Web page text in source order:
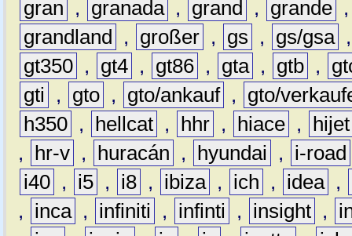
gran
, granada , grand , grande
grandland
, großer , gs , gs/gsa
gt350 , gt4 , gt86 , gta , gtb ,
gti
, gto , gto/ankauf ,
gto/
h350 , hellcat , hhr , hiace ,
hijet
,
hr-v , huracán , hyundai ,
i-road
i40 , i5 , i8 , ibiza , ich , idea ,
,
inca , infiniti , infinti , insight ,